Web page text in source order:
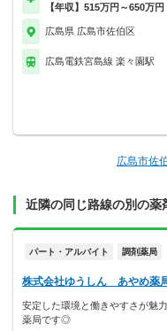
【年収】515万円～650万円
広島県 広島市佐伯区
広島電鉄宮島線 楽々園駅
広島市佐
近隣の同じ路線の別の薬
パート・アルバイト 調剤薬局
株式会社ゆうしん あやめ薬
安定した環境と働きやすさが魅
薬局です◎